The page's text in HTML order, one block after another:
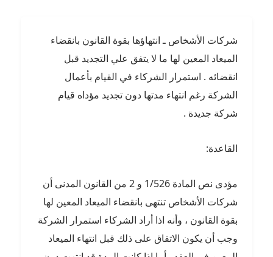
شركات الأشخاص ـ انتهاؤها بقوة القانون بانقضاء
الميعاد المعين لها ما لا يتفق علي التجديد قبل
انقضائه . استمرار الشركاء في القيام بأعمال
الشركة رغم انتهاء مدتها دون تجديد مؤداه قيام
شركة جديدة .
القاعدة:
مؤدى نص المادة 1/526 و 2 من القانون المدنى أن
شركات الأشخاص تنتهى بانقضاء الميعاد المعين لها
بقوة القانون ، وأنه اذا أراد الشركاء استمرار الشركة
وجب أن يكون الاتفاق على ذلك قبل انتهاء الميعاد